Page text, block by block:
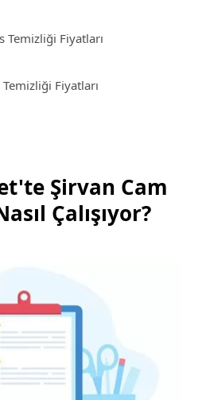
Temizliği Fiyatları
Fiyatları
Şirvan Cam
Çalışıyor?